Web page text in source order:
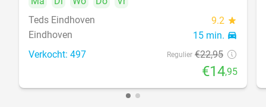
Teds Eindhoven
9.2 star
Eindhoven 15 min. directions_car
Verkocht: 497 Regulier €22,95
€14,95